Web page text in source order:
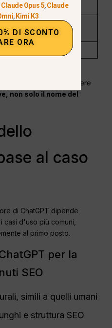
copre più modelli e
online e ti aiuta a scegliere
non solo il nome del
al caso
di ChatGPT dipende
casi d'uso più comuni,
al primo posto.
per la
SEO
simili a quelli umani
e struttura SEO
Claude Opus 5,Claude
, Kimi K3
DI SCONTO
ORA